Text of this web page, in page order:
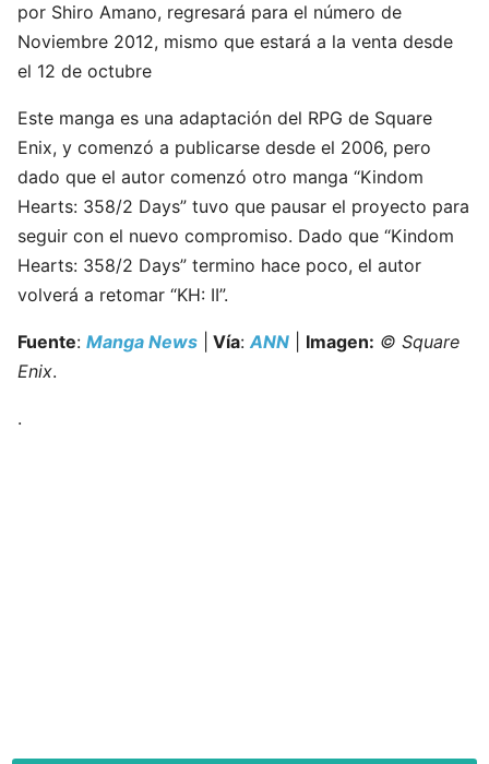
por Shiro Amano, regresará para el número de
Noviembre 2012, mismo que estará a la venta desde
el 12 de octubre
Este manga es una adaptación del RPG de Square
Enix, y comenzó a publicarse desde el 2006, pero
dado que el autor comenzó otro manga “Kindom
Hearts: 358/2 Days” tuvo que pausar el proyecto para
seguir con el nuevo compromiso. Dado que “Kindom
Hearts: 358/2 Days” termino hace poco, el autor
volverá a retomar “KH: II”.
Fuente: Manga News Vía:ANN Imagen: © Square
Enix.
.